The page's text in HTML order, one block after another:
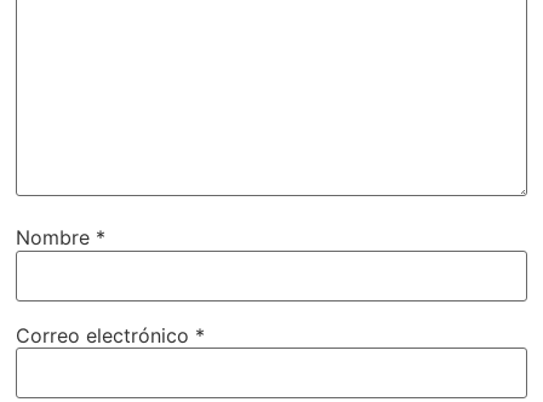
Nombre *
Correo electrónico *